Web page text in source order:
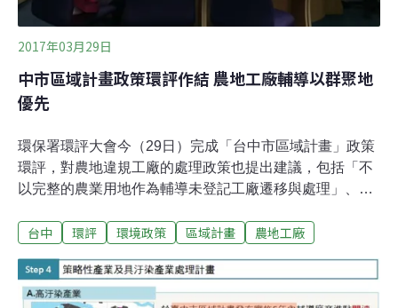
《全國區域計畫》修正案，納入「農地」、「環境敏感地
區」、「區域性部門計畫」及「建立
2017年03月29日
中市區域計畫政策環評作結 農地工廠輔導以群聚地
優先
環保署環評大會今（29日）完成「台中市區域計畫」政策
環評，對農地違規工廠的處理政策也提出建議，包括「不
以完整的農業用地作為輔導未登記工廠遷移與處理」、
畫取代，台中市政府仍繼續進行區域計畫的審議，29日經
區域計畫委員會的部分，也已在本月24日完成第8次的小
組審查，待區委會大會確認後，該計畫即可核定公告。
台中 環評 環境政策 區域計畫 農地工廠